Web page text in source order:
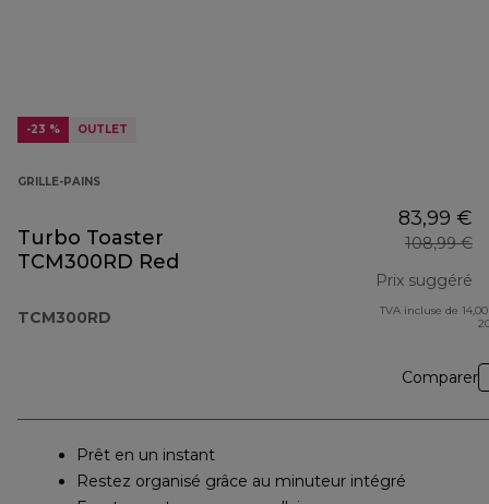
-23 % OUTLET
GRILLE-PAINS
Turbo Toaster
TCM300RD Red
TCM300RD
83,99 €
108,99 €
Prix suggéré
TVA incluse de
Comparer
Prêt en un instant
Restez organisé grâce au minuteur intégré